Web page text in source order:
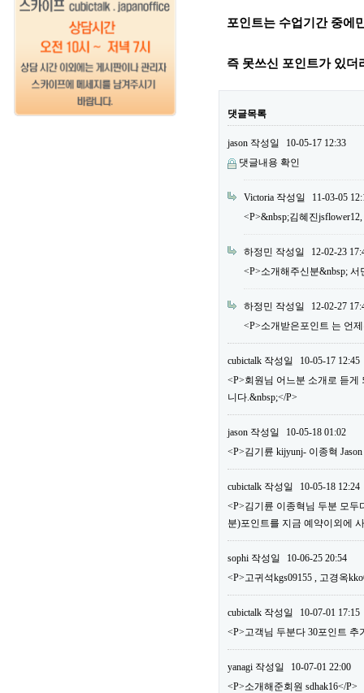
포인트는 수업기간 중에
즉 못쓰신 포인트가 있더
댓글목록
jason 작성일
10-05-17 12:33
댓글내용 확인
Victoria 작성일
11-03-05
<P>&nbsp;김혜진
하정민 작성일
12-02-23
<P>소개해주신분&nbsp; 서
하정민 작성일
12-02-27
<P>소개받은포인트 는 언
cubictalk 작성일
10-05-17 12:45
<P>회원님 어느분 소개로 듣
니다.&nbsp;</P>
jason 작성일
10-05-18 01:02
<P>김기륜 kijyunj- 이종혁
cubictalk 작성일
10-05-18 12:24
<P>김기륜 이종혁님 두분 모두
분)포인트를 지금 예약이외에
sophi 작성일
10-06-25 20:54
<P>고귀석kgs09155 , 고경옥
cubictalk 작성일
10-07-01 17:15
<P>고객님 두분다 30포인트 추
yanagi 작성일
10-07-01 22:00
<P>소개해준회원 sdhak16</P>